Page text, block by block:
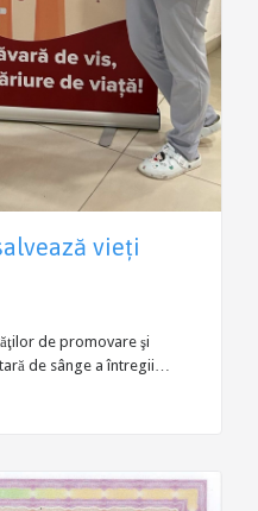
vieți
de promovare şi
de sânge a întregii…